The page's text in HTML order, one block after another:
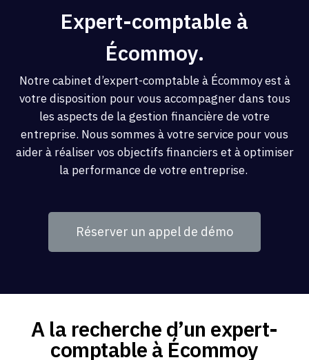
Expert-comptable à
Écommoy.
Notre cabinet d’expert-comptable à Écommoy est à
votre disposition pour vous accompagner dans tous
les aspects de la gestion financière de votre
entreprise. Nous sommes à votre service pour vous
aider à réaliser vos objectifs financiers et à optimiser
la performance de votre entreprise.
Réserver un appel de démo
A la recherche d’un expert-
comptable à Écommoy